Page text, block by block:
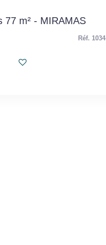
77 m² - MIRAMAS
Réf. 1034